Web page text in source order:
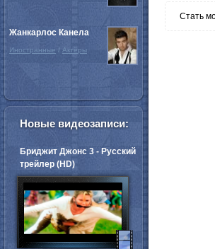
Стать
Жанкарлос Канела
Иностранные / Актёры
Новые видеозаписи:
Бриджит Джонс 3 - Русский
трейлер (HD)